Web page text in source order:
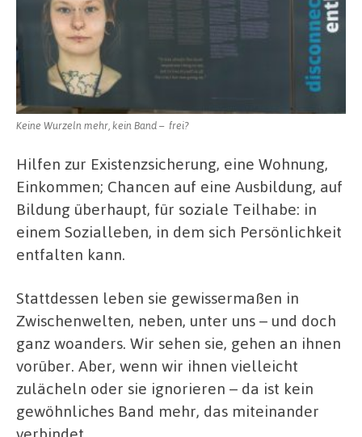
Keine Wurzeln mehr, kein Band – frei?
Hilfen zur Existenzsicherung, eine Wohnung,
Einkommen; Chancen auf eine Ausbildung, auf
Bildung überhaupt, für soziale Teilhabe: in
einem Sozialleben, in dem sich Persönlichkeit
entfalten kann.
Stattdessen leben sie gewissermaßen in
Zwischenwelten, neben, unter uns – und doch
ganz woanders. Wir sehen sie, gehen an ihnen
vorüber. Aber, wenn wir ihnen vielleicht
zulächeln oder sie ignorieren – da ist kein
gewöhnliches Band mehr, das miteinander